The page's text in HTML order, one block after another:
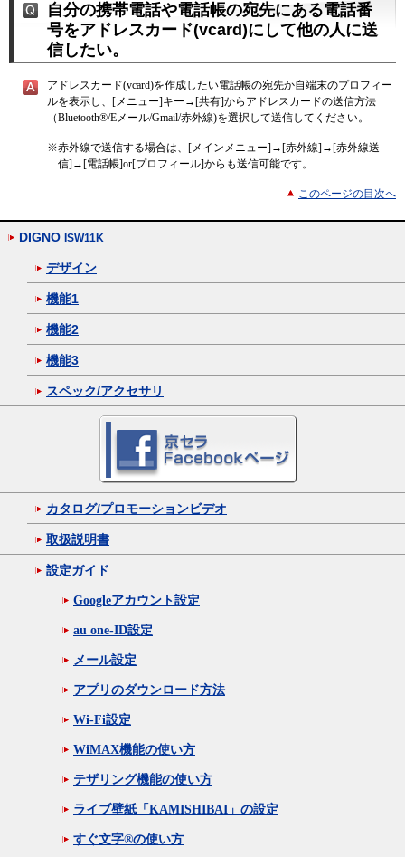
自分の携帯電話や電話帳の宛先にある電話番
号をアドレスカード(vcard)にして他の人に送
信したい。
アドレスカード(vcard)を作成したい電話帳の宛先か自端末のプロフィー
ルを表示し、[メニュー]キー→[共有]からアドレスカードの送信方法
（Bluetooth®/Eメール/Gmail/赤外線)を選択して送信してください。
※赤外線で送信する場合は、[メインメニュー]→[赤外線]→[赤外線送
信]→[電話帳]or[プロフィール]からも送信可能です。
このページの目次へ
DIGNO ISW11K
デザイン
機能1
機能2
機能3
スペック/アクセサリ
カタログ/プロモーションビデオ
取扱説明書
設定ガイド
Googleアカウント設定
au one-ID設定
メール設定
アプリのダウンロード方法
Wi-Fi設定
WiMAX機能の使い方
テザリング機能の使い方
ライブ壁紙「KAMISHIBAI」の設定
すぐ文字®の使い方